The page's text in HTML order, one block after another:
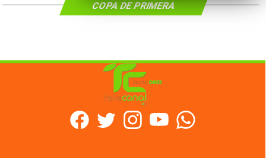
COPA DE PRIMERA